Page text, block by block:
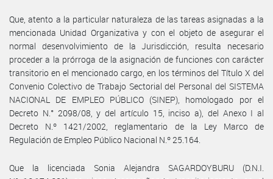
Que, atento a la particular naturaleza de las tareas asignadas a la
mencionada Unidad Organizativa y con el objeto de asegurar el
normal desenvolvimiento de la Jurisdicción, resulta necesario
proceder a la prórroga de la asignación de funciones con carácter
transitorio en el mencionado cargo, en los términos del Título X del
Convenio Colectivo de Trabajo Sectorial del Personal del SISTEMA
NACIONAL DE EMPLEO PÚBLICO (SINEP), homologado por el
Decreto N.° 2098/08, y del artículo 15, inciso a), del Anexo I al
Decreto N.º 1421/2002, reglamentario de la Ley Marco de
Regulación de Empleo Público Nacional N.º 25.164.
Que la licenciada Sonia Alejandra SAGARDOYBURU (D.N.I.